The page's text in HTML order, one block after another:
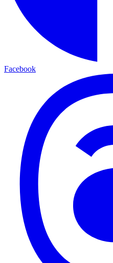
Facebook